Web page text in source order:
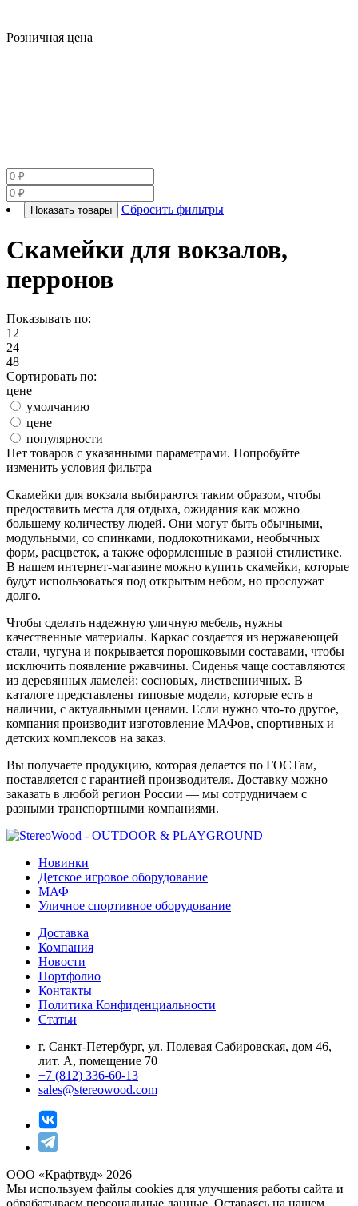
Розничная цена
Показать товары Сбросить фильтры
Скамейки для вокзалов,
перронов
Показывать по:
12
24
48
Сортировать по:
цене
умолчанию
цене
популярности
Нет товаров с указанными параметрами. Попробуйте
изменить условия фильтра
Скамейки для вокзала выбираются таким образом, чтобы
предоставить места для отдыха, ожидания как можно
большему количеству людей. Они могут быть обычными,
модульными, со спинками, подлокотниками, необычных
форм, расцветок, а также оформленные в разной стилистике.
В нашем интернет-магазине можно купить скамейки, которые
будут использоваться под открытым небом, но прослужат
долго.
Чтобы сделать надежную уличную мебель, нужны
качественные материалы. Каркас создается из нержавеющей
стали, чугуна и покрывается порошковыми составами, чтобы
исключить появление ржавчины. Сиденья чаще составляются
из деревянных ламелей: сосновых, лиственничных. В
каталоге представлены типовые модели, которые есть в
наличии, с актуальными ценами. Если нужно что-то другое,
компания производит изготовление МАФов, спортивных и
детских комплексов на заказ.
Вы получаете продукцию, которая делается по ГОСТам,
поставляется с гарантией производителя. Доставку можно
заказать в любой регион России — мы сотрудничаем с
разными транспортными компаниями.
Новинки
Детское игровое оборудование
МАФ
Уличное спортивное оборудование
Доставка
Компания
Новости
Портфолио
Контакты
Политика Конфиденциальности
Статьи
г. Санкт-Петербург, ул. Полевая Сабировская, дом 46,
лит. А, помещение 70
+7 (812) 336-60-13
sales@stereowood.com
ООО «Крафтвуд» 2026
Мы используем файлы cookies для улучшения работы сайта и
обрабатываем персональные данные. Оставаясь на нашем